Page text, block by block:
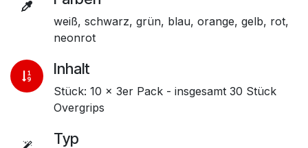
weiß, schwarz, grün, blau, orange, gelb, rot,
neonrot
Inhalt
Stück: 10 x 3er Pack - insgesamt 30 Stück
Overgrips
Typ